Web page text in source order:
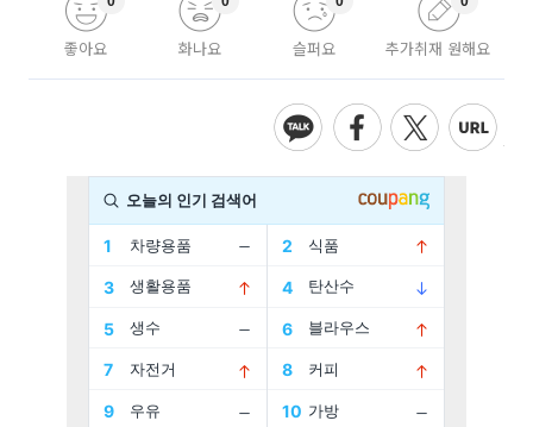
좋아요 화나요 슬퍼요 추가취재 원해요